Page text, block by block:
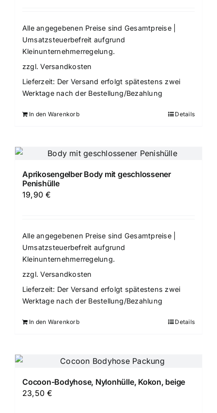
Alle angegebenen Preise sind Gesamtpreise |
Umsatzsteuerbefreit aufgrund
Kleinunternehmerregelung.
zzgl.Versandkosten
Lieferzeit: Der Versand erfolgt spätestens zwei
Werktage nach der Bestellung/Bezahlung
In den Warenkorb Details
Aprikosengelber Body mit geschlossener
Penishülle
19,90€
Alle angegebenen Preise sind Gesamtpreise |
Umsatzsteuerbefreit aufgrund
Kleinunternehmerregelung.
zzgl.Versandkosten
Lieferzeit: Der Versand erfolgt spätestens zwei
Werktage nach der Bestellung/Bezahlung
In den Warenkorb Details
Cocoon-Bodyhose, Nylonhülle, Kokon, beige
23,50€